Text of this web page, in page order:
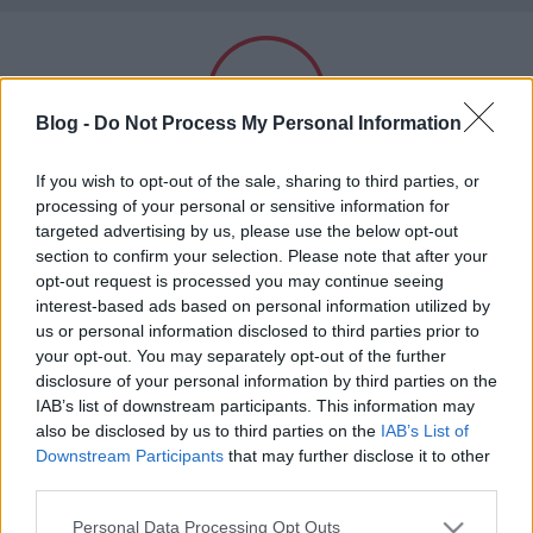
Blog - Do Not Process My Personal Information
If you wish to opt-out of the sale, sharing to third parties, or
processing of your personal or sensitive information for
targeted advertising by us, please use the below opt-out
section to confirm your selection. Please note that after your
opt-out request is processed you may continue seeing
interest-based ads based on personal information utilized by
us or personal information disclosed to third parties prior to
your opt-out. You may separately opt-out of the further
disclosure of your personal information by third parties on the
IAB’s list of downstream participants. This information may
also be disclosed by us to third parties on the IAB’s List of
Downstream Participants that may further disclose it to other
Please note that this website/app uses one or more Google
Personal Data Processing Opt Outs
Felnőtt tartalom!
ELMÚLTAM 18 ÉVES, BELÉPEK
MÉG NEM VAGYOK 18 ÉVES
más is használja ezt a gépet
A világ legjobb viccei
Címkék »sírás
Hát te miért itatod az egereket,
kisfiam?
Kultstáb•2019. november 07.
Gojko Mitic észrevesz egy negyvenhét éves fiút, aki
keservesen sír a Keravill előtt. Odamegy hozzá,
próbálja megvigasztalni:- Na, na, ennyje na, ugyan,
ugyan... Hát te miért itatod az egereket, kisfiam?-